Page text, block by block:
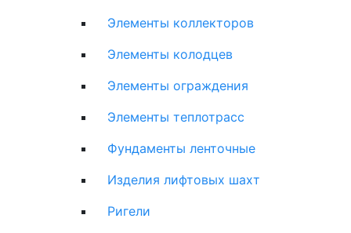
Элементы коллекторов
Элементы колодцев
Элементы ограждения
Элементы теплотрасс
Фундаменты ленточные
Изделия лифтовых шахт
Ригели